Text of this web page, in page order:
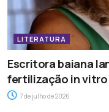
LITERATURA
Escritora baiana
fertilização in
7 de julho de 2026